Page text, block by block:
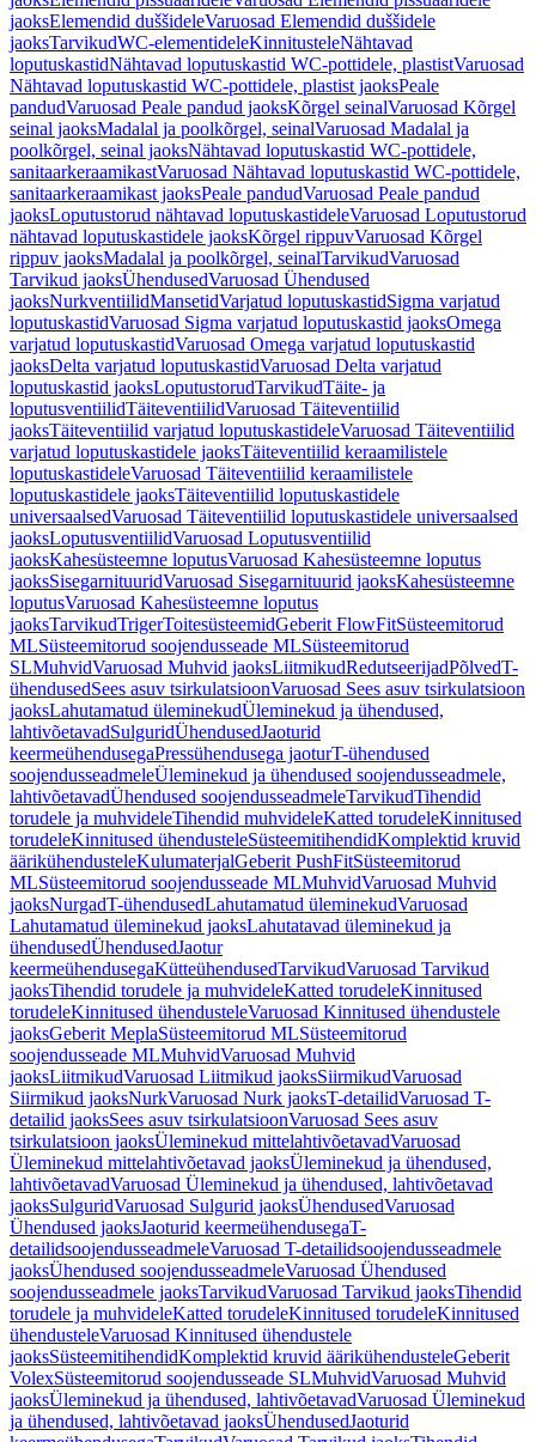
jaoksElemendid duššideleVaruosad Elemendid duššidele
jaoksTarvikudWC-elementideleKinnitusteleNähtavad
loputuskastidNähtavad loputuskastid WC-pottidele, plastistVaruosad
Nähtavad loputuskastid WC-pottidele, plastist jaoksPeale
pandudVaruosad Peale pandud jaoksKõrgel seinalVaruosad Kõrgel
seinal jaoksMadalal ja poolkõrgel, seinalVaruosad Madalal ja
poolkõrgel, seinal jaoksNähtavad loputuskastid WC-pottidele,
sanitaarkeraamikastVaruosad Nähtavad loputuskastid WC-pottidele,
sanitaarkeraamikast jaoksPeale pandudVaruosad Peale pandud
jaoksLoputustorud nähtavad loputuskastideleVaruosad Loputustorud
nähtavad loputuskastidele jaoksKõrgel rippuvVaruosad Kõrgel
rippuv jaoksMadalal ja poolkõrgel, seinalTarvikudVaruosad
Tarvikud jaoksÜhendusedVaruosad Ühendused
jaoksNurkventiilidMansetidVarjatud loputuskastidSigma varjatud
loputuskastidVaruosad Sigma varjatud loputuskastid jaoksOmega
varjatud loputuskastidVaruosad Omega varjatud loputuskastid
jaoksDelta varjatud loputuskastidVaruosad Delta varjatud
loputuskastid jaoksLoputustorudTarvikudTäite- ja
loputusventiilidTäiteventiilidVaruosad Täiteventiilid
jaoksTäiteventiilid varjatud loputuskastideleVaruosad Täiteventiilid
varjatud loputuskastidele jaoksTäiteventiilid keraamilistele
loputuskastideleVaruosad Täiteventiilid keraamilistele
loputuskastidele jaoksTäiteventiilid loputuskastidele
universaalsedVaruosad Täiteventiilid loputuskastidele universaalsed
jaoksLoputusventiilidVaruosad Loputusventiilid
jaoksKahesüsteemne loputusVaruosad Kahesüsteemne loputus
jaoksSisegarnituuridVaruosad Sisegarnituurid jaoksKahesüsteemne
loputusVaruosad Kahesüsteemne loputus
jaoksTarvikudTrigerToitesüsteemidGeberit FlowFitSüsteemitorud
MLSüsteemitorud soojendusseade MLSüsteemitorud
SLMuhvidVaruosad Muhvid jaoksLiitmikudRedutseerijadPõlvedT-
ühendusedSees asuv tsirkulatsioonVaruosad Sees asuv tsirkulatsioon
jaoksLahutamatud üleminekudÜleminekud ja ühendused,
lahtivõetavadSulguridÜhendusedJaoturid
keermeühendusegaPressühendusega jaoturT-ühendused
soojendusseadmeleÜleminekud ja ühendused soojendusseadmele,
lahtivõetavadÜhendused soojendusseadmeleTarvikudTihendid
torudele ja muhvideleTihendid muhvideleKatted torudeleKinnitused
torudeleKinnitused ühendusteleSüsteemitihendidKomplektid kruvid
äärikühendusteleKulumaterjalGeberit PushFitSüsteemitorud
MLSüsteemitorud soojendusseade MLMuhvidVaruosad Muhvid
jaoksNurgadT-ühendusedLahutamatud üleminekudVaruosad
Lahutamatud üleminekud jaoksLahutatavad üleminekud ja
ühendusedÜhendusedJaotur
keermeühendusegaKütteühendusedTarvikudVaruosad Tarvikud
jaoksTihendid torudele ja muhvideleKatted torudeleKinnitused
torudeleKinnitused ühendusteleVaruosad Kinnitused ühendustele
jaoksGeberit MeplaSüsteemitorud MLSüsteemitorud
soojendusseade MLMuhvidVaruosad Muhvid
jaoksLiitmikudVaruosad Liitmikud jaoksSiirmikudVaruosad
Siirmikud jaoksNurkVaruosad Nurk jaoksT-detailidVaruosad T-
detailid jaoksSees asuv tsirkulatsioonVaruosad Sees asuv
tsirkulatsioon jaoksÜleminekud mittelahtivõetavadVaruosad
Üleminekud mittelahtivõetavad jaoksÜleminekud ja ühendused,
lahtivõetavadVaruosad Üleminekud ja ühendused, lahtivõetavad
jaoksSulguridVaruosad Sulgurid jaoksÜhendusedVaruosad
Ühendused jaoksJaoturid keermeühendusegaT-
detailidsoojendusseadmeleVaruosad T-detailidsoojendusseadmele
jaoksÜhendused soojendusseadmeleVaruosad Ühendused
soojendusseadmele jaoksTarvikudVaruosad Tarvikud jaoksTihendid
torudele ja muhvideleKatted torudeleKinnitused torudeleKinnitused
ühendusteleVaruosad Kinnitused ühendustele
jaoksSüsteemitihendidKomplektid kruvid äärikühendusteleGeberit
VolexSüsteemitorud soojendusseade SLMuhvidVaruosad Muhvid
jaoksÜleminekud ja ühendused, lahtivõetavadVaruosad Üleminekud
ja ühendused, lahtivõetavad jaoksÜhendusedJaoturid